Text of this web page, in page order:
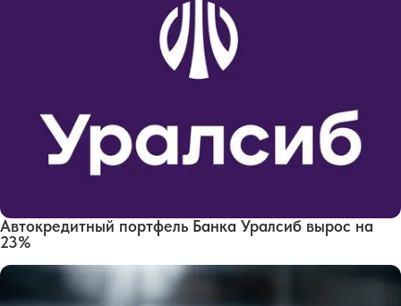
Автокредитный портфель Банка Уралсиб вырос на
23%